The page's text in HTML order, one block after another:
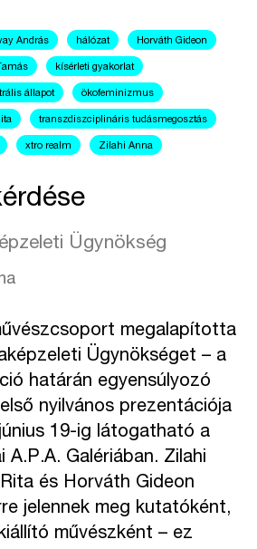
András hálózat Horváth Gideon
kísérleti gyakorlat
állapot ökofeminizmus
transzdiszciplináris tudásmegosztás
xtro realm Zilahi Anna
Ügynökség
megalapította
Ügynökséget – a
határán egyensúlyozó
nyilvános prezentációja
19-ig látogatható a
A.P.A. Galériában. Zilahi
és Horváth Gideon
jelennek meg kutatóként,
művészként – ez